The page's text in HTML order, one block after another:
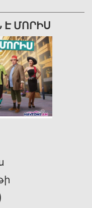
Է ՄՈՐԻՍ